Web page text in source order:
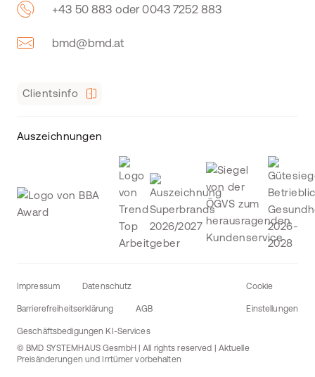
+43 50 883 oder 0043 7252 883
bmd@bmd.at
Clientsinfo
Auszeichnungen
Impressum Datenschutz
Barrierefreiheitserklärung AGB
Geschäftsbedigungen KI-Services
Cookie
Einstellungen
© BMD SYSTEMHAUS GesmbH | All rights reserved | Aktuelle
Preisänderungen und Irrtümer vorbehalten